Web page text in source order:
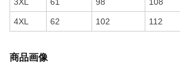
4XL 62 102 112
商品画像